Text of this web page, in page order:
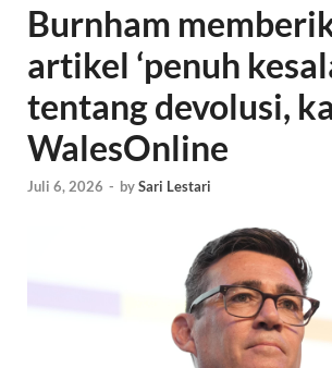
Burnham
artikel ‘penuh
tentang devolusi,
WalesOnline
Juli 6, 2026 - bySari Lestari